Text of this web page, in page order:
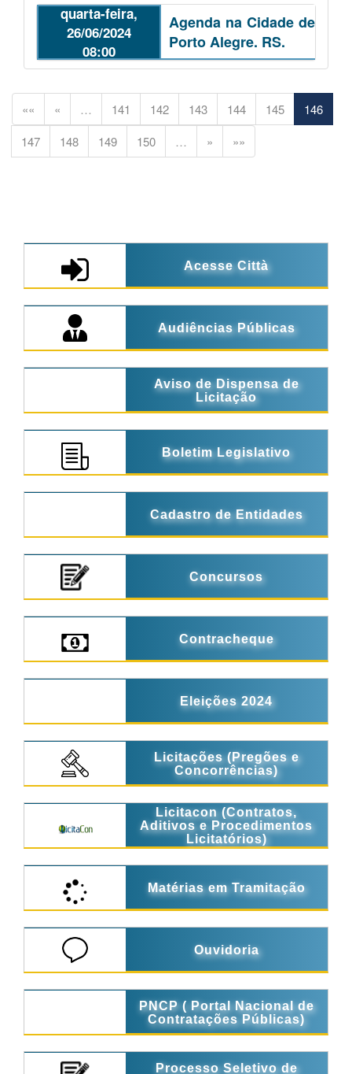
quarta-feira,
26/06/2024
08:00
Agenda na Cidade de
Porto Alegre. RS.
«« « … 141 142 143 144 145
146
147
148 149 150 … » »»
Acesse Città
Audiências Públicas
Aviso de Dispensa de
Licitação
Boletim Legislativo
Cadastro de Entidades
Concursos
Contracheque
Eleições 2024
Licitações (Pregões e
Concorrências)
Licitacon (Contratos,
Aditivos e Procedimentos
Licitatórios)
Matérias em Tramitação
Ouvidoria
PNCP ( Portal Nacional de
Contratações Públicas)
Processo Seletivo de